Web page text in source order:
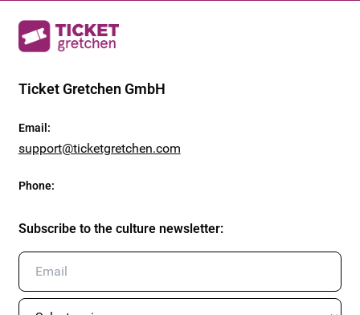
Ticket Gretchen GmbH
Email :
support@ticketgretchen.com
Phone:
Subscribe to the culture newsletter: